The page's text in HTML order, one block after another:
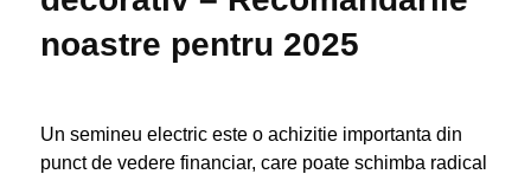
noastre pentru 2025
Un semineu electric este o achizitie importanta din
punct de vedere financiar, care poate schimba radical